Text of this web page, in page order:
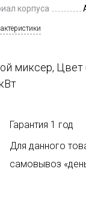
корпуса
миксер,
Гарантия 1 год
Для данного
самовывоз